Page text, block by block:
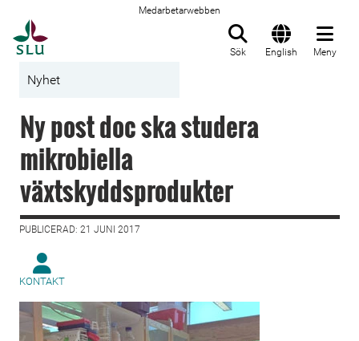
Medarbetarwebben
Sök English Meny
Nyhet
Ny post doc ska studera
mikrobiella
växtskyddsprodukter
PUBLICERAD: 21 JUNI 2017
KONTAKT